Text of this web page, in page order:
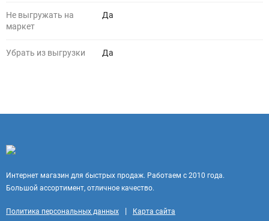
Не выгружать на
маркет
Да
Убрать из выгрузки Да
Интернет магазин для быстрых продаж. Работаем с 2010 года.
Большой ассортимент, отличное качество.
Политика персональных данных | Карта сайта